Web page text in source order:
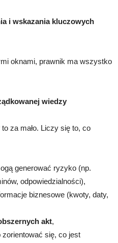
i wskazania kluczowych
oknami, prawnik ma wszystko
wiedzy
za mało. Liczy się to, co
generować ryzyko (np.
odpowiedzialności),
biznesowe (kwoty, daty,
akt,
się, co jest